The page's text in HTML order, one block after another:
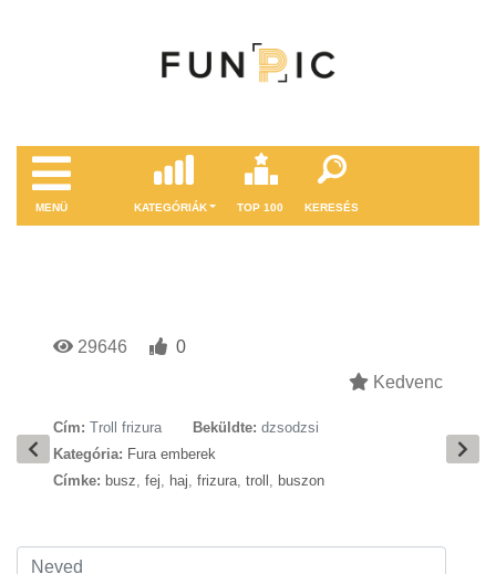
MENÜ KATEGÓRIÁK TOP 100 KERESÉS
29646
0
Kedvenc
Cím: Troll frizura Beküldte: dzsodzsi
Kategória: Fura emberek
Címke: busz, fej, haj, frizura, troll , buszon